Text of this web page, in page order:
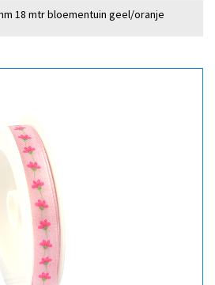
18 mtr bloementuin geel/oranje